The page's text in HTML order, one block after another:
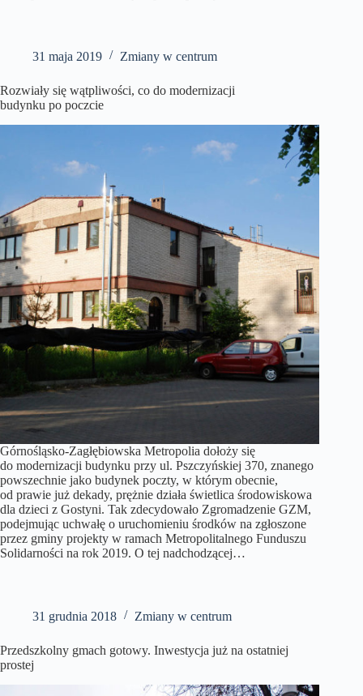
31 maja 2019 Zmiany w centrum
Rozwiały się wątpliwości, co do modernizacji
budynku po poczcie
Górnośląsko-Zagłębiowska Metropolia dołoży się
do modernizacji budynku przy ul. Pszczyńskiej 370, znanego
powszechnie jako budynek poczty, w którym obecnie,
od prawie już dekady, prężnie działa świetlica środowiskowa
dla dzieci z Gostyni. Tak zdecydowało Zgromadzenie GZM,
podejmując uchwałę o uruchomieniu środków na zgłoszone
przez gminy projekty w ramach Metropolitalnego Funduszu
Solidarności na rok 2019. O tej nadchodzącej…
31 grudnia 2018 Zmiany w centrum
Przedszkolny gmach gotowy. Inwestycja już na ostatniej
prostej